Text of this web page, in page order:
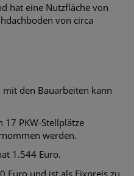
hat eine Nutzfläche von
von circa
den Bauarbeiten kann
PKW-Stellplätze
werden.
1.544 Euro.
Euro und ist als Fixpreis zu